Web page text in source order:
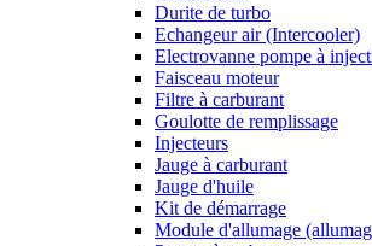
Durite de turbo
Echangeur air (Intercooler)
Electrovanne pompe à
Faisceau moteur
Filtre à carburant
Goulotte de remplissage
Injecteurs
Jauge à carburant
Jauge d'huile
Kit de démarrage
Module d'allumage